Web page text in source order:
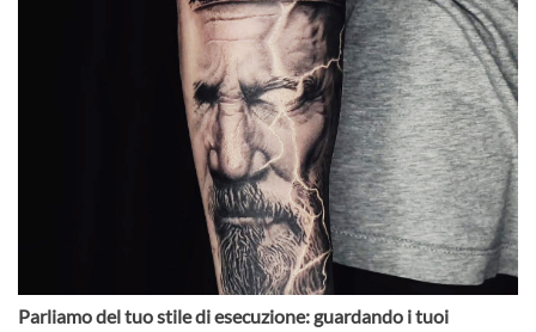
Parliamo del tuo stile di esecuzione: guardando i tuoi